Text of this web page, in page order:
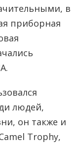
в
приборная
людей,
он также и
Trophy,